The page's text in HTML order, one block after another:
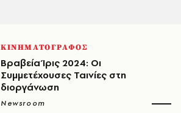
ΚΙΝΗΜΑΤΟΓΡΑΦΟΣ
Βραβεία Ίρις 2024: Οι
Συμμετέχουσες Ταινίες στη
διοργάνωση
Newsroom